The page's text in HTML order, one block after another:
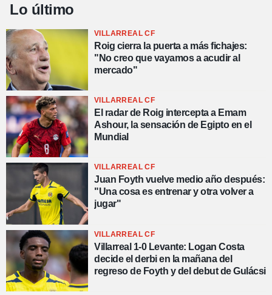
Lo último
VILLARREAL CF
Roig cierra la puerta a más fichajes:
"No creo que vayamos a acudir al
mercado"
VILLARREAL CF
El radar de Roig intercepta a Emam
Ashour, la sensación de Egipto en el
Mundial
VILLARREAL CF
Juan Foyth vuelve medio año después:
"Una cosa es entrenar y otra volver a
jugar"
VILLARREAL CF
Villarreal 1-0 Levante: Logan Costa
decide el derbi en la mañana del
regreso de Foyth y del debut de Gulácsi